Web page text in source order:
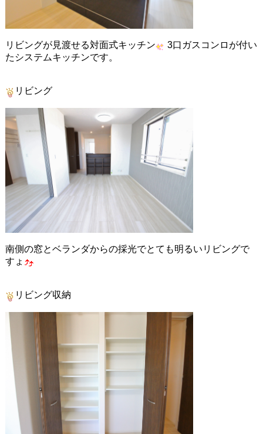
リビングが見渡せる対面式キッチン
3口ガスコンロが付い
たシステムキッチンです。
リビング
南側の窓とベランダからの採光でとても明るいリビングで
すょ
リビング収納